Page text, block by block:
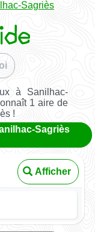
Sagriès
à Sanilhac-
1 aire de
!
Sagriès
Afficher